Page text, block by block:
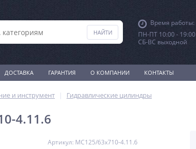
Время работы:
ПН-ПТ 10:00 - 19:00
СБ-ВС выходной
ДОСТАВКА ГАРАНТИЯ О КОМПАНИИ КОНТАКТЫ
и инструмент
Гидравлические цилиндры
4.11.6
Артикул: МС125/63х710-4.11.6